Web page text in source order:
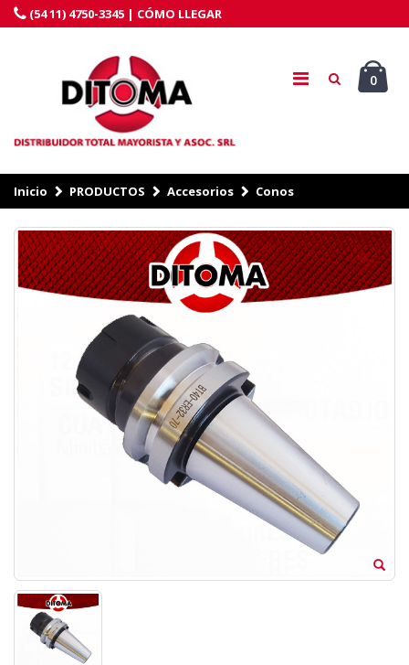
(54 11) 4750-3345 | CÓMO LLEGAR
0
Inicio PRODUCTOS Accesorios Conos